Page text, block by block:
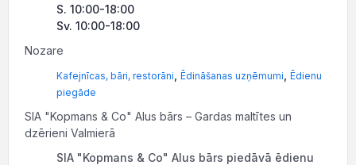
S. 10:00-18:00
Sv. 10:00-18:00
Nozare
Kafejnīcas, bāri, restorāni Ēdināšanas uzņēmumi Ēdienu
piegāde
SIA "Kopmans & Co" Alus bārs – Gardas maltītes un
dzērieni Valmierā
SIA "Kopmans & Co" Alus bārs piedāvā ēdienu